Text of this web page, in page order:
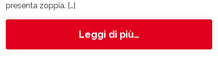
presenta zoppia. […]
Leggi di più…from Stellina